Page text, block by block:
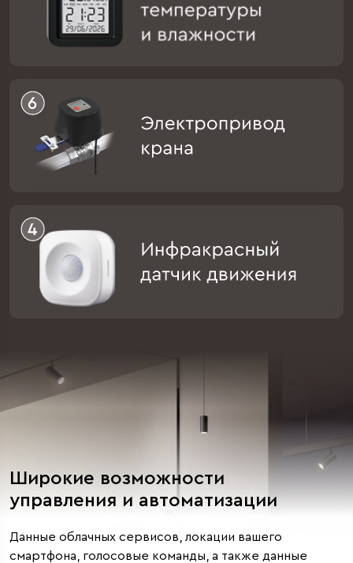
Широкие возможности
управления и автоматизации
Данные облачных сервисов, локации вашего
смартфона, голосовые команды, а также данные